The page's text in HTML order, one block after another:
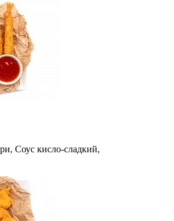
Соус кисло-сладкий,